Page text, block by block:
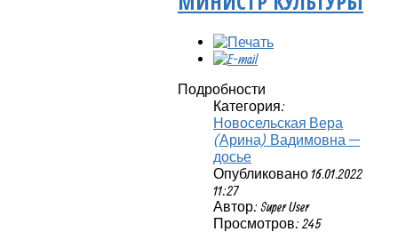
Подробности
Категория:
Новосельская Вера
(Арина) Вадимовна —
досье
Опубликовано 16.01.2022
11:27
Автор: Super User
Просмотров: 245